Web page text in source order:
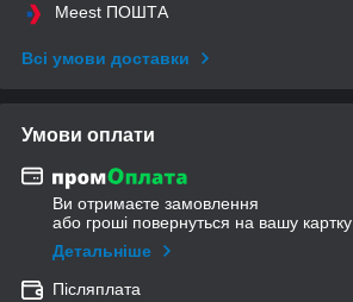
Meest ПОШТА
Всі умови доставки
Умови оплати
Ви отримаєте замовлення
або гроші повернуться на вашу картку
Детальніше
Післяплата